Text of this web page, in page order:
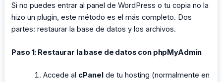
Si no puedes entrar al panel de WordPress o tu copia no la
hizo un plugin, este método es el más completo. Dos
partes: restaurar la base de datos y los archivos.
Paso 1: Restaurar la base de datos con phpMyAdmin
Accede al cPanel de tu hosting (normalmente en